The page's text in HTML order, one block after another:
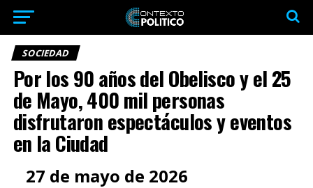
SOCIEDAD
Por los 90 años del Obelisco y el 25
de Mayo, 400 mil personas
disfrutaron espectáculos y eventos
en la Ciudad
27 de mayo de 2026